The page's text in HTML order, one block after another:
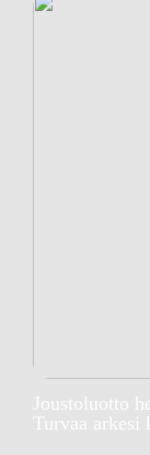
Joustoluotto
Turvaa arkesi